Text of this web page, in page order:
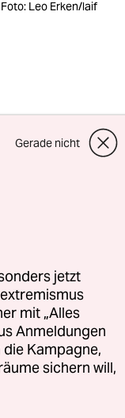
Foto: Leo Erken/laif
Gerade nicht
jetzt
mit „Alles
Anmeldungen
die Kampagne,
sichern will,